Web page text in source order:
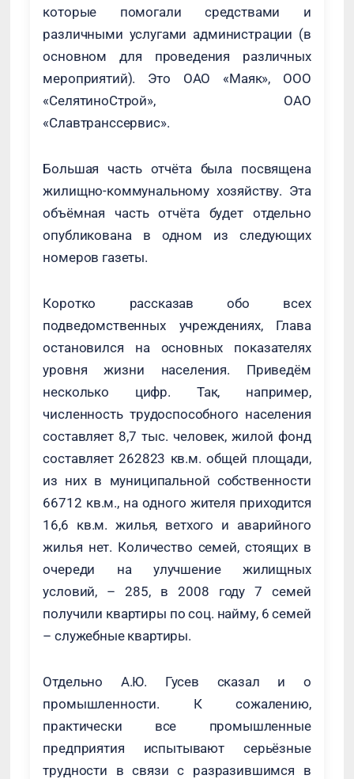
которые помогали средствами и
различными услугами администрации (в
основном для проведения различных
мероприятий). Это ОАО «Маяк», ООО
«СелятиноСтрой», ОАО
«Славтранссервис».
Большая часть отчёта была посвящена
жилищно-коммунальному хозяйству. Эта
объёмная часть отчёта будет отдельно
опубликована в одном из следующих
номеров газеты.
Коротко рассказав обо всех
подведомственных учреждениях, Глава
остановился на основных показателях
уровня жизни населения. Приведём
несколько цифр. Так, например,
численность трудоспособного населения
составляет 8,7 тыс. человек, жилой фонд
составляет 262823 кв.м. общей площади,
из них в муниципальной собственности
66712 кв.м., на одного жителя приходится
16,6 кв.м. жилья, ветхого и аварийного
жилья нет. Количество семей, стоящих в
очереди на улучшение жилищных
условий, – 285, в 2008 году 7 семей
получили квартиры по соц. найму, 6 семей
– служебные квартиры.
Отдельно А.Ю. Гусев сказал и о
промышленности. К сожалению,
практически все промышленные
предприятия испытывают серьёзные
трудности в связи с разразившимся в